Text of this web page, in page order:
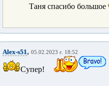
Таня спасибо большое
Alex-s51, 05.02.2023 г. 18:52
Супер!